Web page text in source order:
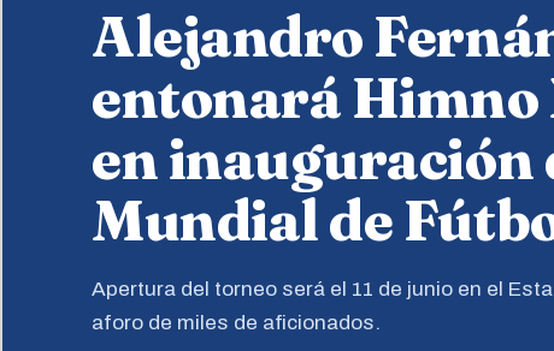
Alejandro
entonará Himno
en inauguración
Mundial de
Apertura del torneo será el 11 de junio en el
aforo de miles de aficionados.